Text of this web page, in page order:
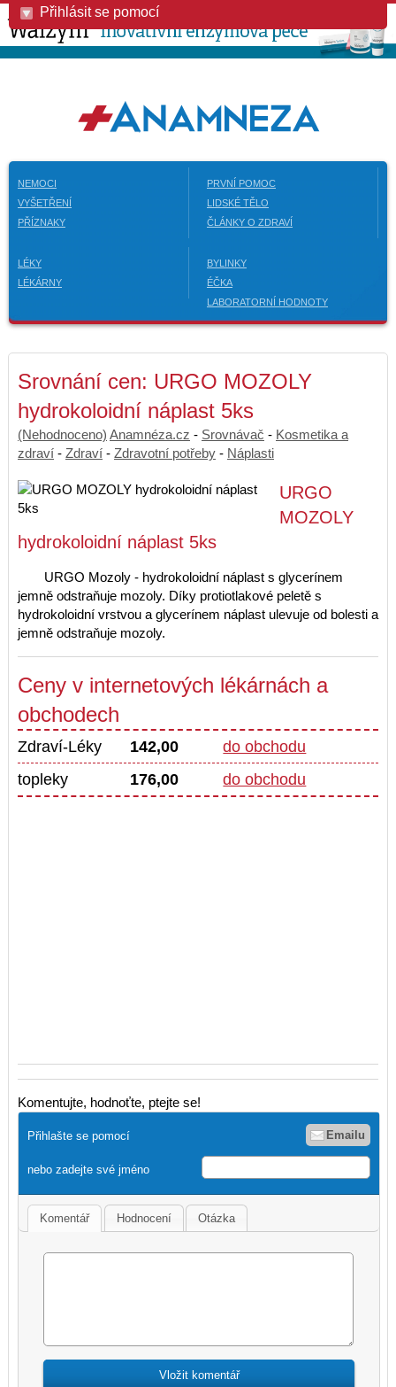
Přihlásit se pomocí
NEMOCI
VYŠETŘENÍ
PŘÍZNAKY
PRVNÍ POMOC
LIDSKÉ TĚLO
ČLÁNKY O ZDRAVÍ
LÉKY
LÉKÁRNY
BYLINKY
ÉČKA
LABORATORNÍ HODNOTY
Srovnání cen: URGO MOZOLY
hydrokoloidní náplast 5ks
(Nehodnoceno) Anamnéza.cz - Srovnávač - Kosmetika a
zdraví - Zdraví - Zdravotní potřeby - Náplasti
URGO
MOZOLY
hydrokoloidní náplast 5ks
URGO Mozoly - hydrokoloidní náplast s glycerínem
jemně odstraňuje mozoly. Díky protiotlakové peletě s
hydrokoloidní vrstvou a glycerínem náplast ulevuje od bolesti a
jemně odstraňuje mozoly.
Ceny v internetových lékárnách a
obchodech
Zdraví-Léky 142,00
do obchodu
topleky
176,00 do obchodu
Komentujte, hodnoťte, ptejte se!
Přihlašte se pomocí Emailu
nebo zadejte své jméno
Komentář Hodnocení Otázka